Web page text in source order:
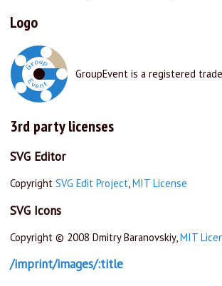
Logo
GroupEvent is a registered
3rd party licenses
SVG Editor
Copyright SVG Edit Project,MIT License
SVG Icons
Copyright © 2008 Dmitry Baranovskiy, MIT
/imprint/images/:title